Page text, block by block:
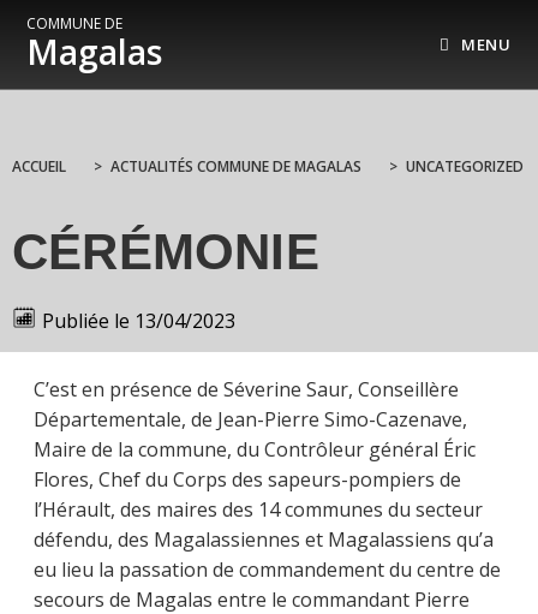
COMMUNE DE
Magalas MENU
ACCUEIL > ACTUALITÉS COMMUNE DE MAGALAS > UNCATEGORIZED
CÉRÉMONIE
Publiée le 13/04/2023
C’est en présence de Séverine Saur, Conseillère
Départementale, de Jean-Pierre Simo-Cazenave,
Maire de la commune, du Contrôleur général Éric
Flores, Chef du Corps des sapeurs-pompiers de
l’Hérault, des maires des 14 communes du secteur
défendu, des Magalassiennes et Magalassiens qu’a
eu lieu la passation de commandement du centre de
secours de Magalas entre le commandant Pierre